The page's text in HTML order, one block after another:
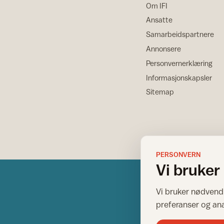
Om IFI
Ansatte
Samarbeidspartnere
Annonsere
Personvernerklæring
Informasjonskapsler
Sitemap
PERSONVERN
Vi
Vi bruker
preferanser og